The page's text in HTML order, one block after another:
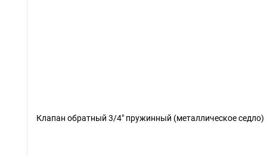
Клапан обратный 3/4" пружинный (металлическое седло)